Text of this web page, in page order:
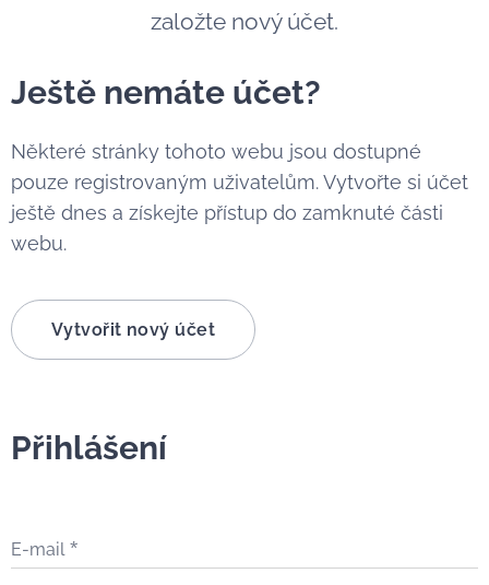
založte nový účet.
Ještě nemáte účet?
Některé stránky tohoto webu jsou dostupné
pouze registrovaným uživatelům. Vytvořte si účet
ještě dnes a získejte přístup do zamknuté části
webu.
Vytvořit nový účet
Přihlášení
E-mail